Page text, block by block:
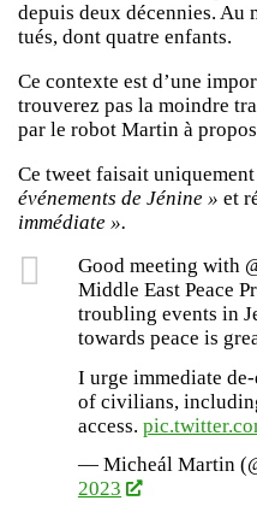
depuis deux décennies. Au
tués, dont quatre enfants.
Ce contexte est d’une
trouverez pas la moindre
par le robot Martin à
Ce tweet faisait
événements de Jénine » et
immédiate ».
Good meeting with
Middle East Peace
troubling events in
towards peace is
I urge immediate
of civilians,
access.
— Micheál Martin
2023